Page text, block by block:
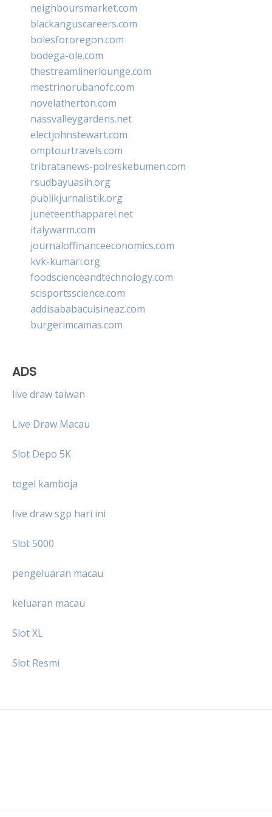
neighboursmarket.com
blackanguscareers.com
bolesfororegon.com
bodega-ole.com
thestreamlinerlounge.com
mestrinorubanofc.com
novelatherton.com
nassvalleygardens.net
electjohnstewart.com
omptourtravels.com
tribratanews-polreskebumen.com
rsudbayuasih.org
publikjurnalistik.org
juneteenthapparel.net
italywarm.com
journaloffinanceeconomics.com
kvk-kumari.org
foodscienceandtechnology.com
scisportsscience.com
addisababacuisineaz.com
burgerimcamas.com
ADS
live draw taiwan
Live Draw Macau
Slot Depo 5K
togel kamboja
live draw sgp hari ini
Slot 5000
pengeluaran macau
keluaran macau
Slot XL
Slot Resmi